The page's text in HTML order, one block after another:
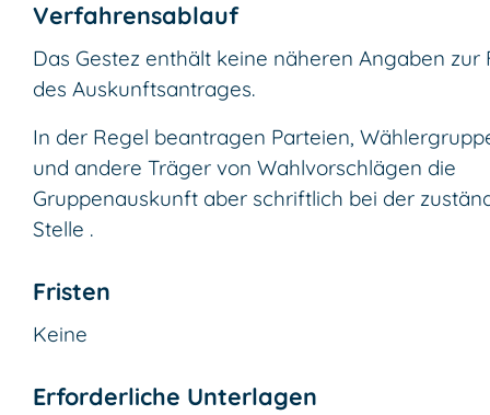
Verfahrensablauf
Das Gestez enthält keine näheren Angaben zur
des Auskunftsantrages.
In der Regel beantragen Parteien,
und andere Träger von Wahlvorschlägen die
Gruppenauskunft aber schriftlich bei der
Stelle .
Fristen
Keine
Erforderliche Unterlagen